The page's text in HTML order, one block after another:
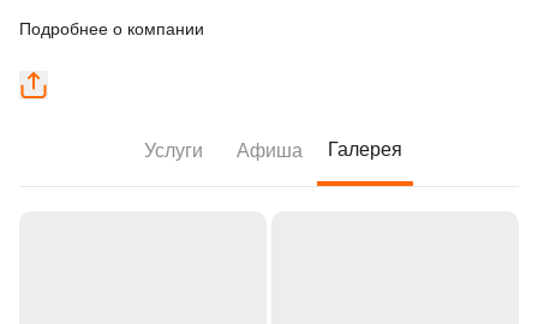
Подробнее о компании
Услуги Афиша Галерея